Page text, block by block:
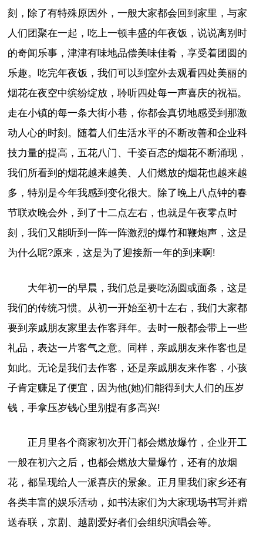
刻，除了有特殊原因外，一般大家都会回到家里，与家
人们团聚在一起，吃上一顿丰盛的年夜饭，说说离别时
的奇闻乐事，津津有味地品偿美味佳肴，享受着团圆的
乐趣。吃完年夜饭，我们可以到室外去观看四处美丽的
烟花在夜空中缤纷绽放，聆听四处每一声喜庆的祝福。
走在小镇的每一条大街小巷，你都会真切地感受到那激
动人心的时刻。随着人们生活水平的不断改善和企业科
技力量的提高，五花八门、千姿百态的烟花不断涌现，
我们所看到的烟花越来越美、人们燃放的烟花也越来越
多，特别是今年我感到变化很大。除了晚上八点钟的春
节联欢晚会外，到了十二点左右，也就是午夜零点时
刻，我们又能听到一阵一阵激烈的爆竹和鞭炮声，这是
为什么呢?原来，这是为了迎接新一年的到来啊!
大年初一的早晨，我们总是要吃汤圆或面条，这是
我们的传统习惯。从初一开始至初十左右，我们大家都
要到亲戚朋友家里去作客拜年。去时一般都会带上一些
礼品，表达一片客气之意。同样，亲戚朋友来作客也是
如此。无论是我们去作客，还是亲戚朋友来作客，小孩
子肯定赚足了便宜，因为他(她)们能得到大人们的压岁
钱，手拿压岁钱心里别提有多高兴!
正月里各个商家初次开门都会燃放爆竹，企业开工
一般在初六之后，也都会燃放大量爆竹，还有的放烟
花，都呈现给人一派喜庆的景象。正月里我们家乡还有
各类丰富的娱乐活动，如书法家们为大家现场书写并赠
送春联，京剧、越剧爱好者们会组织演唱会等。